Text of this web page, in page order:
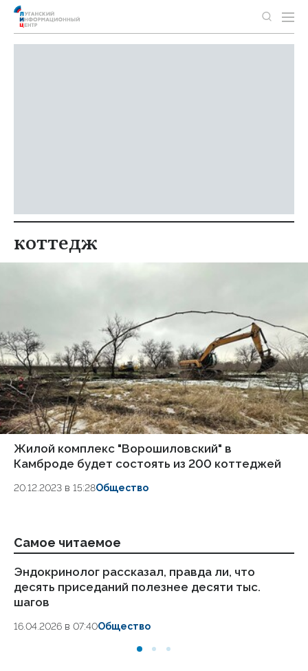
коттедж
Жилой комплекс "Ворошиловский" в
Камброде будет состоять из 200 коттеджей
20.12.2023 в 15:28Общество
Самое читаемое
Эндокринолог рассказал, правда ли, что
десять приседаний полезнее десяти тыс.
шагов
16.04.2026 в 07:40Общество